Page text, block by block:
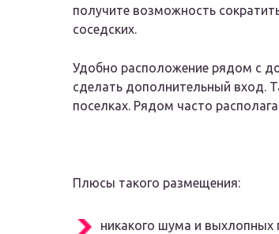
получите возможность
соседских.
Удобно расположение рядом с
сделать дополнительный вход.
поселках. Рядом часто
Плюсы такого размещения:
никакого шума и выхлопных